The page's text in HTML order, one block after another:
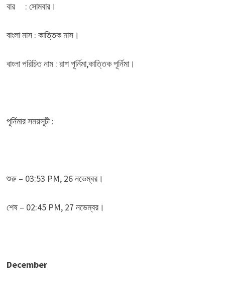
বার : সোমবার।
বাংলা মাস : কাত্তিক মাস।
বাংলা পরিচিত নাম : রাশ পূর্নিমা,কাত্তিক পূর্নিমা।
পূর্নিমার সময়সূচী :
শুরু – 03:53 PM, 26 নভেম্বর।
শেষ – 02:45 PM, 27 নভেম্বর।
December